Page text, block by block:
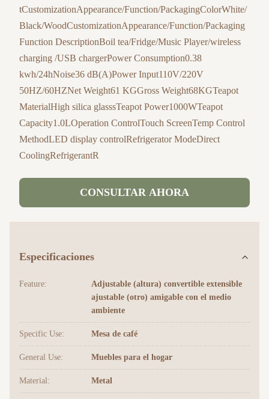
tCustomizationAppearance/Function/PackagingColorWhite/
Black/WoodCustomizationAppearance/Function/Packaging
Function DescriptionBoil tea/Fridge/Music Player/wireless
charging /USB chargerPower Consumption0.38
kwh/24hNoise36 dB(A)Power Input110V/220V
50HZ/60HZNet Weight61 KGGross Weight68KGTeapot
MaterialHigh silica glasssTeapot Power1000WTeapot
Capacity1.0LOperation ControlTouch ScreenTemp Control
MethodLED display controlRefrigerator ModeDirect
CoolingRefrigerantR
CONSULTAR AHORA
Especificaciones
Feature:
Adjustable (altura) convertible extensible
ajustable (otro) amigable con el medio
ambiente
Specific Use: Mesa de café
General Use: Muebles para el hogar
Material: Metal